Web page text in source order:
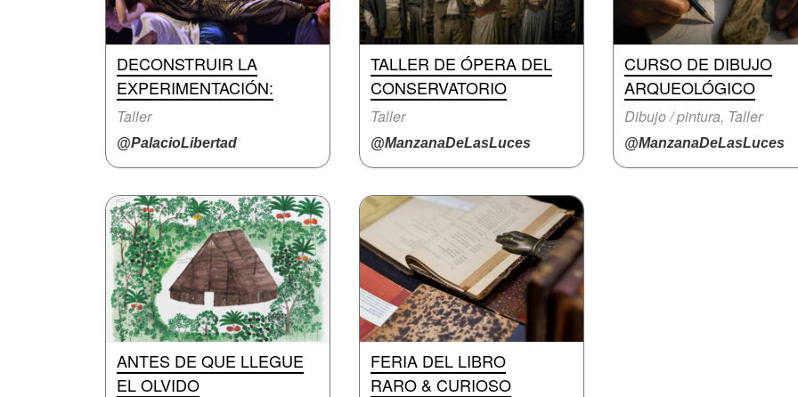
DECONSTRUIR LA
EXPERIMENTACIÓN:
Taller
@PalacioLibertad
TALLER DE ÓPERA DEL
CONSERVATORIO
Taller
@ManzanaDeLasLuces
CURSO DE DIBUJO
ARQUEOLÓGICO
Dibujo / pintura, Taller
@ManzanaDeLasLuces
ANTES DE QUE LLEGUE
EL OLVIDO
FERIA DEL LIBRO
RARO & CURIOSO